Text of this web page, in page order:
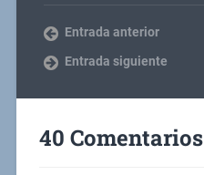
Entrada anterior
Entrada siguiente
40 Comentarios